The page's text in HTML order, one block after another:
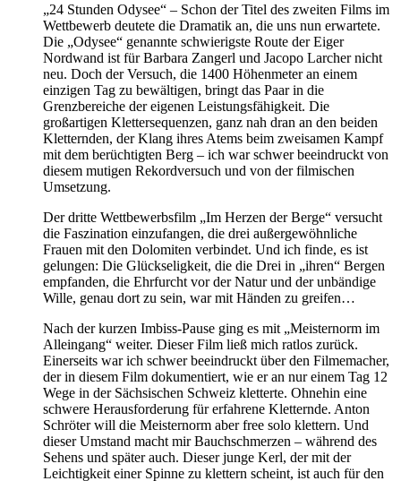
„24 Stunden Odysee“ – Schon der Titel des zweiten Films im
Wettbewerb deutete die Dramatik an, die uns nun erwartete.
Die „Odysee“ genannte schwierigste Route der Eiger
Nordwand ist für Barbara Zangerl und Jacopo Larcher nicht
neu. Doch der Versuch, die 1400 Höhenmeter an einem
einzigen Tag zu bewältigen, bringt das Paar in die
Grenzbereiche der eigenen Leistungsfähigkeit. Die
großartigen Klettersequenzen, ganz nah dran an den beiden
Kletternden, der Klang ihres Atems beim zweisamen Kampf
mit dem berüchtigten Berg – ich war schwer beeindruckt von
diesem mutigen Rekordversuch und von der filmischen
Umsetzung.
Der dritte Wettbewerbsfilm „Im Herzen der Berge“ versucht
die Faszination einzufangen, die drei außergewöhnliche
Frauen mit den Dolomiten verbindet. Und ich finde, es ist
gelungen: Die Glückseligkeit, die die Drei in „ihren“ Bergen
empfanden, die Ehrfurcht vor der Natur und der unbändige
Wille, genau dort zu sein, war mit Händen zu greifen…
Nach der kurzen Imbiss-Pause ging es mit „Meisternorm im
Alleingang“ weiter. Dieser Film ließ mich ratlos zurück.
Einerseits war ich schwer beeindruckt über den Filmemacher,
der in diesem Film dokumentiert, wie er an nur einem Tag 12
Wege in der Sächsischen Schweiz kletterte. Ohnehin eine
schwere Herausforderung für erfahrene Kletternde. Anton
Schröter will die Meisternorm aber free solo klettern. Und
dieser Umstand macht mir Bauchschmerzen – während des
Sehens und später auch. Dieser junge Kerl, der mit der
Leichtigkeit einer Spinne zu klettern scheint, ist auch für den